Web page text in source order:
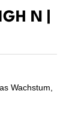
N |
Wachstum,